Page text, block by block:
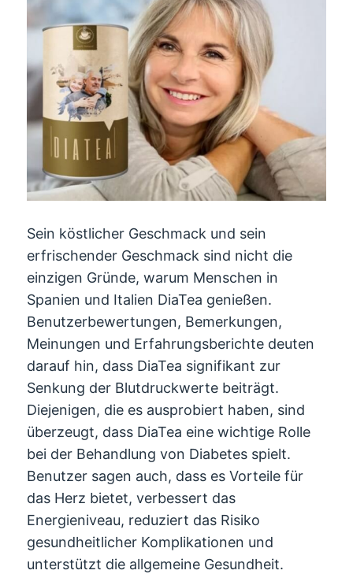
Sein köstlicher Geschmack und sein
erfrischender Geschmack sind nicht die
einzigen Gründe, warum Menschen in
Spanien und Italien DiaTea genießen.
Benutzerbewertungen, Bemerkungen,
Meinungen und Erfahrungsberichte deuten
darauf hin, dass DiaTea signifikant zur
Senkung der Blutdruckwerte beiträgt.
Diejenigen, die es ausprobiert haben, sind
überzeugt, dass DiaTea eine wichtige Rolle
bei der Behandlung von Diabetes spielt.
Benutzer sagen auch, dass es Vorteile für
das Herz bietet, verbessert das
Energieniveau, reduziert das Risiko
gesundheitlicher Komplikationen und
unterstützt die allgemeine Gesundheit.